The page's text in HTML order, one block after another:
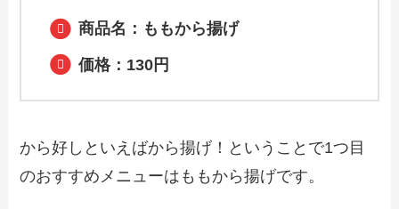
【2024年最新】ずんどう屋のテイクアウ
ト全メニュー！お持ち帰りの予約・注文
【2024年最新】カプリチョーザで人気の
は？おすすめ商品や予約・注文方法も紹
商品名：ももから揚げ
価格：130円
から好しといえばから揚げ！ということで1つ目
のおすすめメニューはももから揚げです。